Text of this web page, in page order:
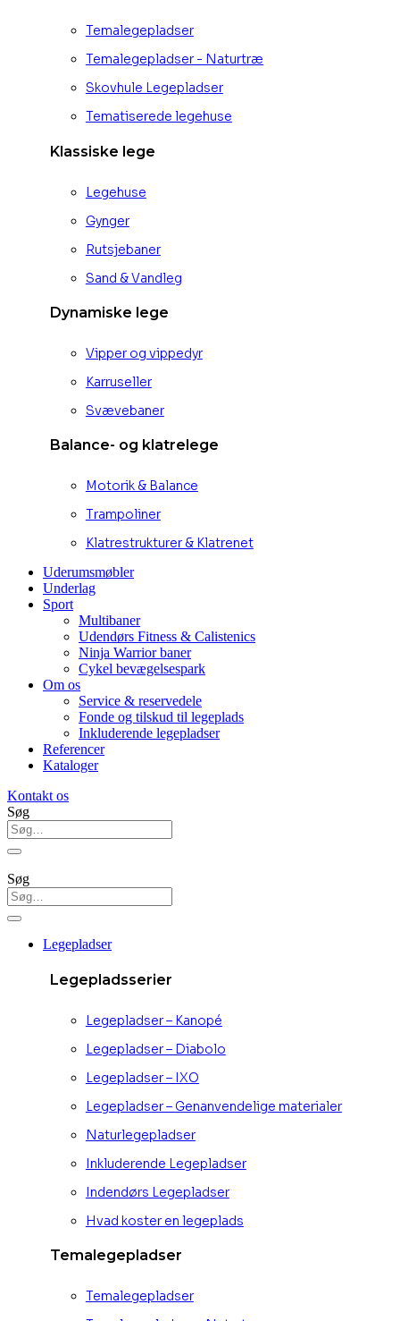
Temalegepladser
Temalegepladser - Naturtræ
Skovhule Legepladser
Tematiserede legehuse
Klassiske lege
Legehuse
Gynger
Rutsjebaner
Sand & Vandleg
Dynamiske lege
Vipper og vippedyr
Karruseller
Svævebaner
Balance- og klatrelege
Motorik & Balance
Trampoliner
Klatrestrukturer & Klatrenet
Uderumsmøbler
Underlag
Sport
Multibaner
Udendørs Fitness & Calistenics
Ninja Warrior baner
Cykel bevægelsespark
Om os
Service & reservedele
Fonde og tilskud til legeplads
Inkluderende legepladser
Referencer
Kataloger
Kontakt os
Søg
Søg
Legepladser
Legepladsserier
Legepladser – Kanopé
Legepladser – Diabolo
Legepladser – IXO
Legepladser – Genanvendelige materialer
Naturlegepladser
Inkluderende Legepladser
Indendørs Legepladser
Hvad koster en legeplads
Temalegepladser
Temalegepladser